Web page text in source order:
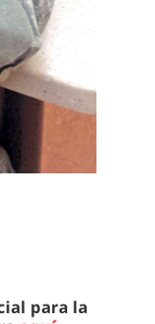
para la